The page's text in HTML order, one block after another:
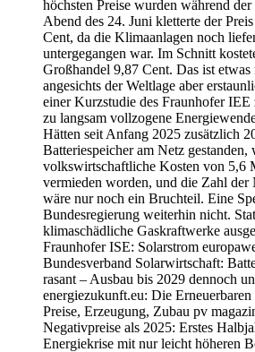
höchsten Preise wurden während
Abend des 24. Juni kletterte der
Cent, da die Klimaanlagen noch
untergegangen war. Im Schnitt
Großhandel 9,87 Cent. Das ist
angesichts der Weltlage aber
einer Kurzstudie des Fraunhofer
zu langsam vollzogene
Hätten seit Anfang 2025 zusätzlich
Batteriespeicher am Netz gestanden,
volkswirtschaftliche Kosten von 5,6
vermieden worden, und die Zahl der
wäre nur noch ein Bruchteil. Eine
Bundesregierung weiterhin nicht.
klimaschädliche Gaskraftwerke
Fraunhofer ISE: Solarstrom
Bundesverband Solarwirtschaft:
rasant – Ausbau bis 2029 dennoch
energiezukunft.eu: Die
Preise, Erzeugung, Zubau pv
Negativpreise als 2025: Erstes
Energiekrise mit nur leicht höheren